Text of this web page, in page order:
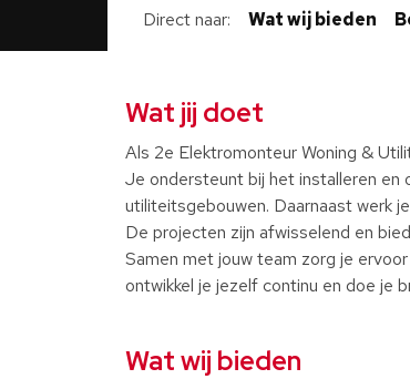
Direct naar Wat wij bieden
Wat jij doet
Als 2e Elektromonteur Woning &
Je ondersteunt bij het installeren en
utiliteitsgebouwen. Daarnaast werk
De projecten zijn afwisselend en
Samen met jouw team zorg je
ontwikkel je jezelf continu en doe je
Wat wij bieden